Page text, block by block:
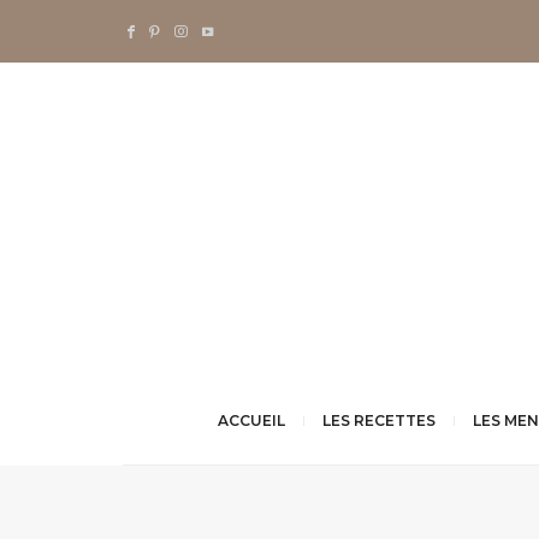
ACCUEIL LES RECETTES LES